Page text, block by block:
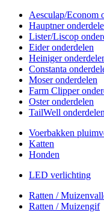
Aesculap/Econom
Hauptner
Lister/Liscop
Eider onderdelen
Heiniger
Constanta
Moser onderdelen
Farm Clipper
Oster onderdelen
TailWell onderdelen
Voerbakken
Katten
Honden
LED verlichting
Ratten /
Ratten / Muizengif